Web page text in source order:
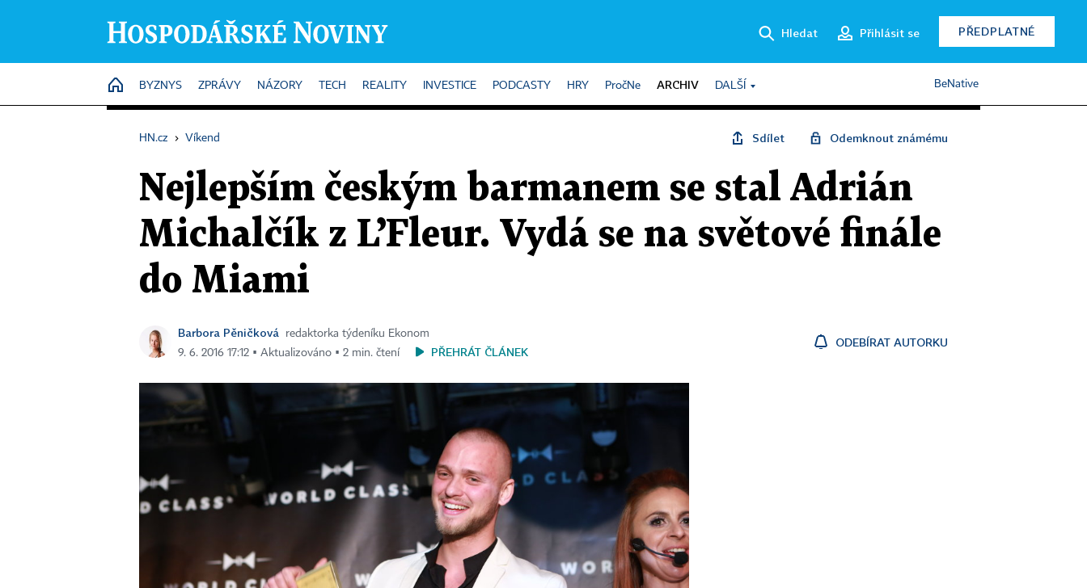
Hledat Přihlásit se PŘEDPLATNÉ
HOME
BYZNYS ZPRÁVY NÁZORY TECH REALITY INVESTICE PODCASTY HRY PročNe ARCHIV DALŠÍ BeNative
HN.cz › Víkend Sdílet Odemknout známému
Nejlepším českým barmanem se stal Adrián
Michalčík z L’Fleur. Vydá se na světové finále
do Miami
Barbora Pěničková
redaktorka týdeníku Ekonom
9. 6. 2016 17:12 ▪ Aktualizováno ▪ 2 min. čtení
PŘEHRÁT ČLÁNEK
ODEBÍRAT AUTORKU